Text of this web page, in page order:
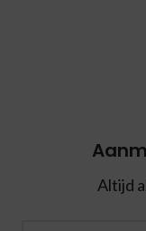
Altijd